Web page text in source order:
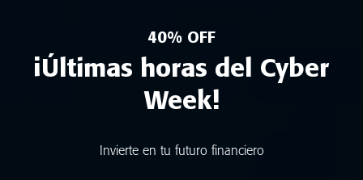
40% OFF
¡Últimas horas del Cyber
Week!
Invierte en tu futuro financiero